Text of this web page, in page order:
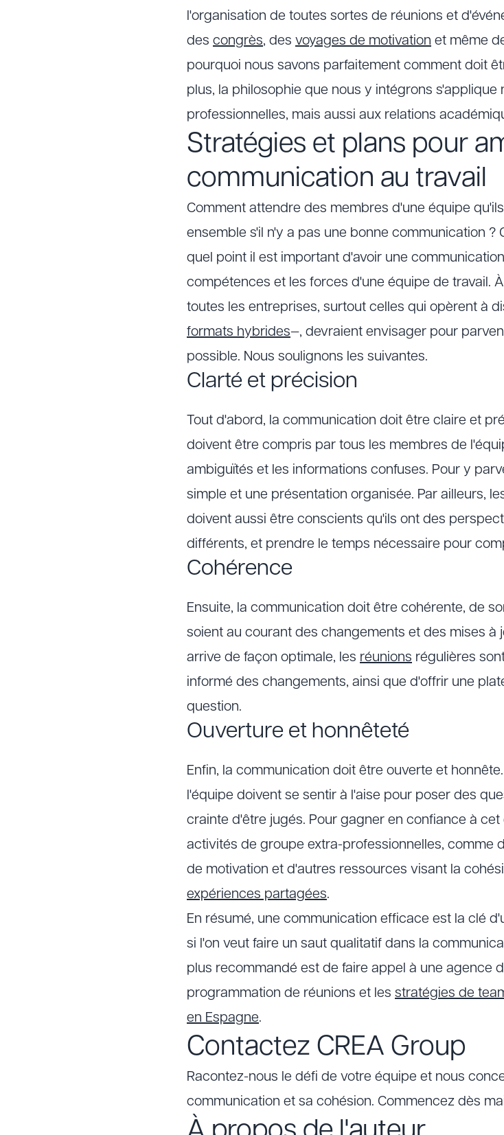
l'organisation de toutes sortes de réunions et
des congrès, des voyages de motivation et même
pourquoi nous savons parfaitement comment doit
plus, la philosophie que nous y intégrons s'applique
professionnelles, mais aussi aux relations
Stratégies et plans pour
communication au travail
Comment attendre des membres d'une équipe
ensemble s'il n'y a pas une bonne communication ?
quel point il est important d'avoir une
compétences et les forces d'une équipe de travail.
toutes les entreprises, surtout celles qui opèrent à
formats hybrides—, devraient envisager pour
possible. Nous soulignons les suivantes.
Clarté et précision
Tout d'abord, la communication doit être claire et
doivent être compris par tous les membres de
ambiguïtés et les informations confuses. Pour y
simple et une présentation organisée. Par ailleurs,
doivent aussi être conscients qu'ils ont des
différents, et prendre le temps nécessaire pour
Cohérence
Ensuite, la communication doit être cohérente, de
soient au courant des changements et des mises à
arrive de façon optimale, les réunions régulières
informé des changements, ainsi que d'offrir une
question.
Ouverture et honnêteté
Enfin, la communication doit être ouverte et
l'équipe doivent se sentir à l'aise pour poser des
crainte d'être jugés. Pour gagner en confiance à
activités de groupe extra-professionnelles, comme
de motivation et d'autres ressources visant la
expériences partagées.
En résumé, une communication efficace est la clé
si l'on veut faire un saut qualitatif dans la
plus recommandé est de faire appel à une agence
programmation de réunions et les stratégies de
en Espagne.
Contactez CREA Group
Racontez-nous le défi de votre équipe et nous
communication et sa cohésion. Commencez dès